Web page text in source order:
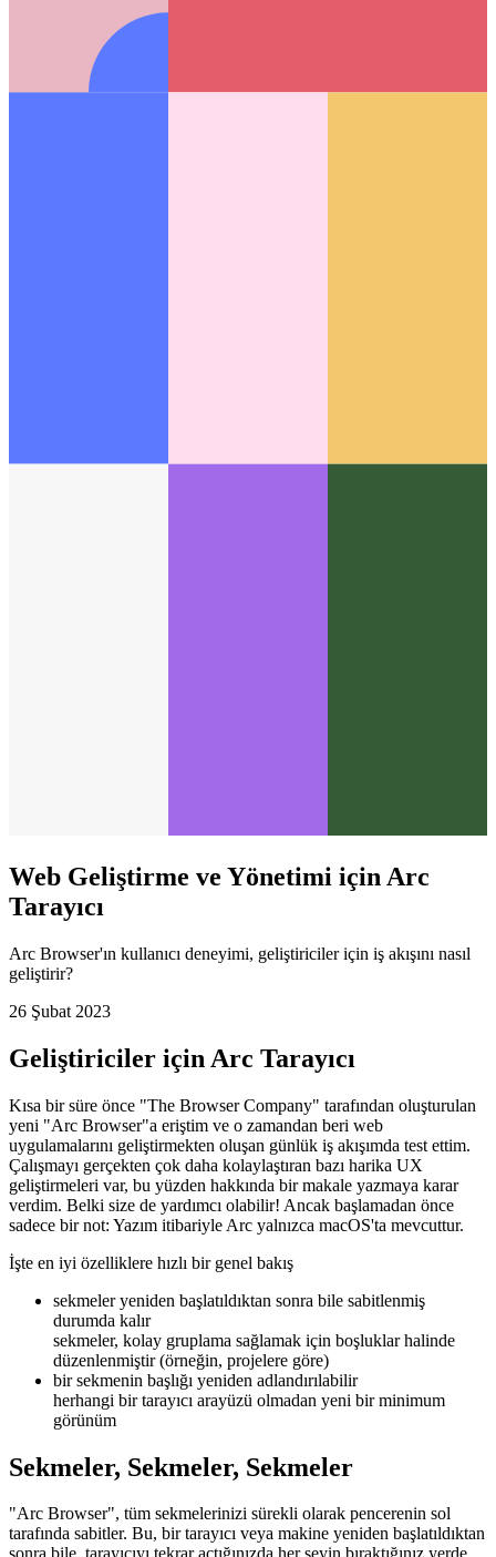
Tarayıcı
Arc Browser'ın kullanıcı deneyimi, geliştiriciler için iş akışını nasıl
26 Şubat 2023
Geliştiriciler için Arc Tarayıcı
Kısa bir süre önce "The Browser Company" tarafından oluşturulan
yeni "Arc Browser"a eriştim ve o zamandan beri web
uygulamalarını geliştirmekten oluşan günlük iş akışımda test ettim.
Çalışmayı gerçekten çok daha kolaylaştıran bazı harika UX
verdim. Belki size de yardımcı olabilir! Ancak başlamadan önce
İşte en iyi özelliklere hızlı bir genel bakış
sekmeler yeniden başlatıldıktan sonra bile sabitlenmiş
durumda kalır
sekmeler, kolay gruplama sağlamak için boşluklar halinde
düzenlenmiştir (örneğin, projelere göre)
herhangi bir tarayıcı arayüzü olmadan yeni bir minimum
görünüm
Sekmeler, Sekmeler, Sekmeler